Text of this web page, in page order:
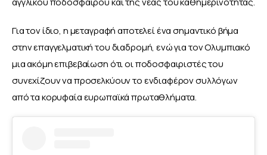
Για τον ίδιο, η μεταγραφή αποτελεί ένα σημαντικό βήμα
στην επαγγελματική του διαδρομή, ενώ για τον Ολυμπιακό
μια ακόμη επιβεβαίωση ότι οι ποδοσφαιριστές του
συνεχίζουν να προσελκύουν το ενδιαφέρον συλλόγων
από τα κορυφαία ευρωπαϊκά πρωταθλήματα.